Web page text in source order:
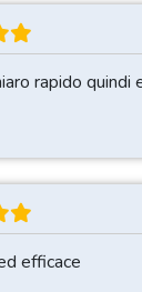
rapido quindi
efficace